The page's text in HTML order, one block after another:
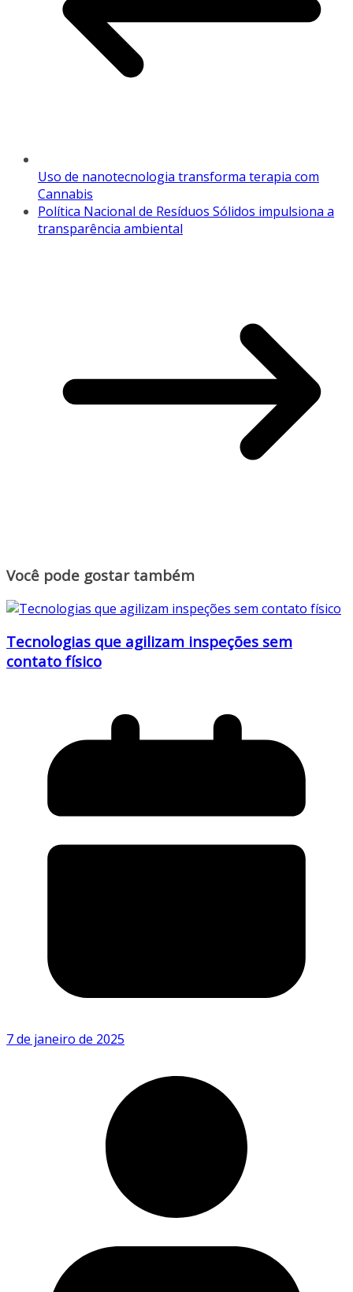
Uso de nanotecnologia transforma terapia com
Cannabis
Política Nacional de Resíduos Sólidos impulsiona a
transparência ambiental
Você pode gostar também
Tecnologias que agilizam inspeções sem
contato físico
7 de janeiro de 2025